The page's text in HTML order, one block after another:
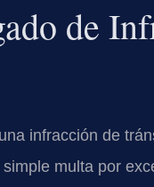
de
infracción de
multa por